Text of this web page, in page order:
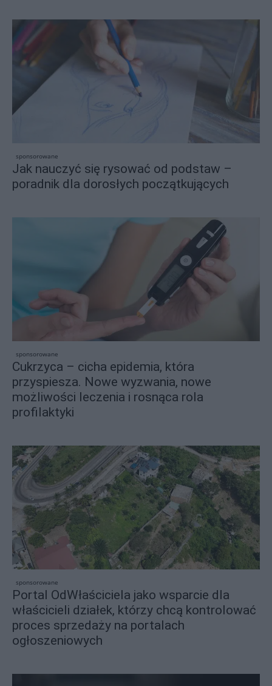
sponsorowane
Jak nauczyć się rysować od podstaw –
poradnik dla dorosłych początkujących
sponsorowane
Cukrzyca – cicha epidemia, która
przyspiesza. Nowe wyzwania, nowe
możliwości leczenia i rosnąca rola
profilaktyki
sponsorowane
Portal OdWłaściciela jako wsparcie dla
właścicieli działek, którzy chcą kontrolować
proces sprzedaży na portalach
ogłoszeniowych